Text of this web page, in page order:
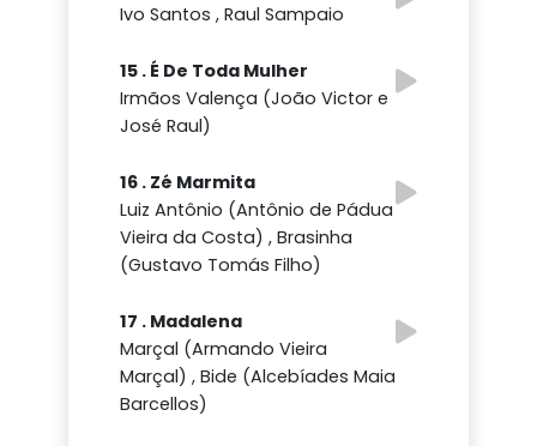
Ivo Santos , Raul Sampaio
15 . É De Toda Mulher
Irmãos Valença (João Victor e
José Raul)
16 . Zé Marmita
Luiz Antônio (Antônio de Pádua
Vieira da Costa) , Brasinha
(Gustavo Tomás Filho)
17 . Madalena
Marçal (Armando Vieira
Marçal) , Bide (Alcebíades Maia
Barcellos)